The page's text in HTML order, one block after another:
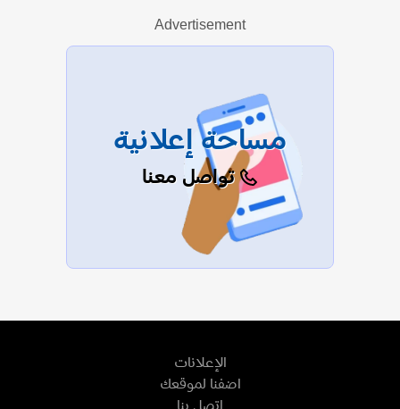
عرض الكل
Advertisement
مساحة إعلانية
تواصل معنا
الإعلانات
اضفنا لموقعك